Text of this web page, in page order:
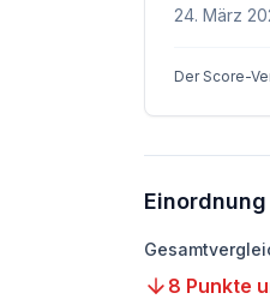
24. März
Der Score-
Einordnung
8 Punkte